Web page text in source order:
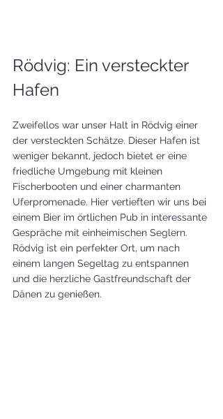
Rödvig: Ein versteckter
Hafen
Zweifellos war unser Halt in Rödvig einer
der versteckten Schätze. Dieser Hafen ist
weniger bekannt, jedoch bietet er eine
friedliche Umgebung mit kleinen
Fischerbooten und einer charmanten
Uferpromenade. Hier vertieften wir uns bei
einem Bier im örtlichen Pub in interessante
Gespräche mit einheimischen Seglern.
Rödvig ist ein perfekter Ort, um nach
einem langen Segeltag zu entspannen
und die herzliche Gastfreundschaft der
Dänen zu genießen.